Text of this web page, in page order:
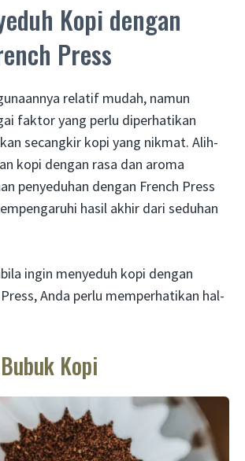
Kopi dengan
Press
relatif mudah, namun
faktor yang perlu diperhatikan
secangkir kopi yang nikmat. Alih-
kopi dengan rasa dan aroma
penyeduhan dengan French Press
hasil akhir dari seduhan
ingin menyeduh kopi dengan
Anda perlu memperhatikan hal-
Kopi